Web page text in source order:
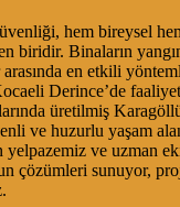
hem bireysel
biridir. Binaların
en etkili
Derince’de
üretilmiş
ve huzurlu yaşam
yelpazemiz ve uzman
çözümleri sunuyor,